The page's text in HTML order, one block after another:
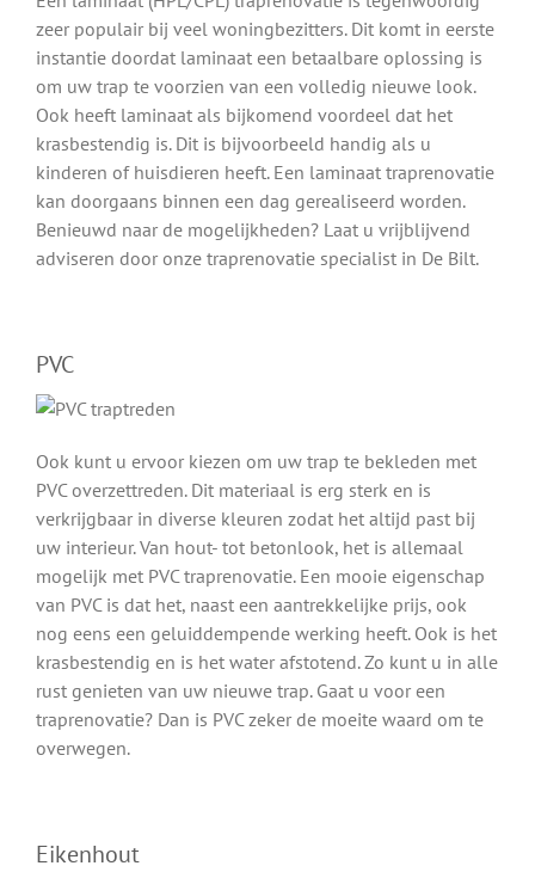
zeer populair bij veel woningbezitters. Dit komt in eerste
instantie doordat laminaat een betaalbare oplossing is
om uw trap te voorzien van een volledig nieuwe look.
Ook heeft laminaat als bijkomend voordeel dat het
krasbestendig is. Dit is bijvoorbeeld handig als u
kinderen of huisdieren heeft. Een laminaat traprenovatie
kan doorgaans binnen een dag gerealiseerd worden.
Benieuwd naar de mogelijkheden? Laat u vrijblijvend
adviseren door onze traprenovatie specialist in De Bilt.
PVC
Ook kunt u ervoor kiezen om uw trap te bekleden met
PVC overzettreden. Dit materiaal is erg sterk en is
verkrijgbaar in diverse kleuren zodat het altijd past bij
uw interieur. Van hout- tot betonlook, het is allemaal
mogelijk met PVC traprenovatie. Een mooie eigenschap
van PVC is dat het, naast een aantrekkelijke prijs, ook
nog eens een geluiddempende werking heeft. Ook is het
krasbestendig en is het water afstotend. Zo kunt u in alle
rust genieten van uw nieuwe trap. Gaat u voor een
traprenovatie? Dan is PVC zeker de moeite waard om te
overwegen.
Eikenhout